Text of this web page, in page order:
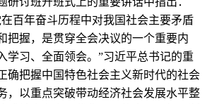
百年奋斗历程中对我国社会主要矛盾
把握，是贯穿全会决议的一个重要内
学习、全面领会。”习近平总书记的重
确把握中国特色社会主义新时代的社会
，以重点突破带动经济社会发展水平整